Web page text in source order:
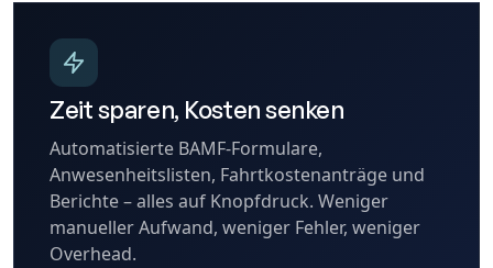
Zeit sparen, Kosten senken
Automatisierte BAMF-Formulare,
Anwesenheitslisten, Fahrtkostenanträge und
Berichte – alles auf Knopfdruck. Weniger
manueller Aufwand, weniger Fehler, weniger
Overhead.